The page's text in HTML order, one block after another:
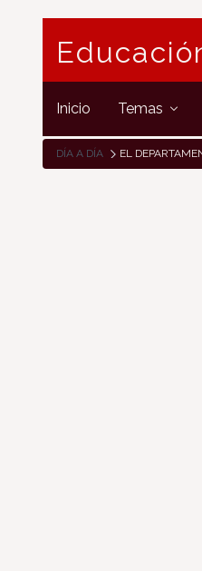
Inicio Temas
DÍA A DÍA EL DEPARTAMENTO DE